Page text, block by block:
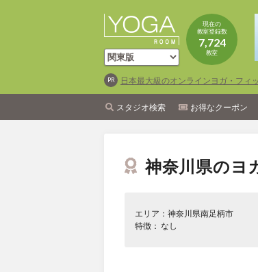
現在の
教室登録数
7,724
教室
日本最大級のオンラインヨガ・フィ
スタジオ検索 お得なクーポン
神奈川県のヨ
エリア：神奈川県南足柄市
特徴： なし